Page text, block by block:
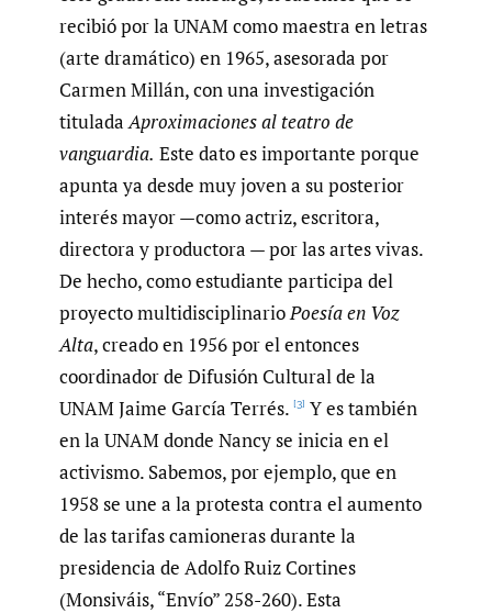
recibió por la UNAM como maestra en letras
(arte dramático) en 1965, asesorada por
Carmen Millán, con una investigación
tituladaAproximaciones al teatro de
vanguardia. Este dato es importante porque
apunta ya desde muy joven a su posterior
interés mayor —como actriz, escritora,
directora y productora — por las artes vivas.
De hecho, como estudiante participa del
proyecto multidisciplinarioPoesía en Voz
Alta, creado en 1956 por el entonces
coordinador de Difusión Cultural de la
UNAM Jaime García Terrés. [3] Y es también
en la UNAM donde Nancy se inicia en el
activismo. Sabemos, por ejemplo, que en
1958 se une a la protesta contra el aumento
de las tarifas camioneras durante la
presidencia de Adolfo Ruiz Cortines
(Monsiváis, “Envío” 258-260). Esta